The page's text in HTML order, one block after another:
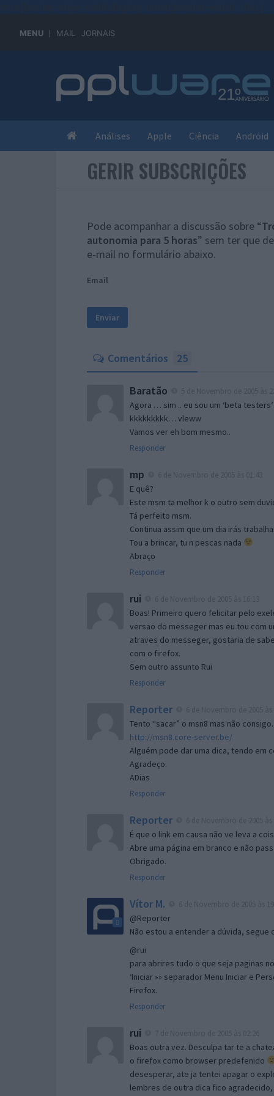
MENU MAIL JORNAIS
Análises Apple Ciência Android
GERIR SUBSCRIÇÕES
Pode acompanhar a discussão sobre “
autonomia para 5 horas” sem ter que
e-mail no formulário abaixo.
Email
Comentários 25
Baratão
Agora … sim .. eu sou um ‘beta testers’
kkkkkkkkk… vleww
Vamos ver eh bom mesmo..
Responder
mp
E quê?
Este msm ta melhor k o outro sem
Tá perfeito msm.
Continua assim que um dia irás
Tou a brincar, tu n pescas nada
Abraço
Responder
rui
Boas! Primeiro quero felicitar pelo
versao do messeger mas eu tou com
atraves do messeger, gostaria de
com o firefox.
Sem outro assunto Rui
Responder
Reporter
Tento “sacar” o msn8 mas não
http://msn8.core-server.be/
Alguém pode dar uma dica, tendo em
Agradeço.
ADias
Responder
Reporter
É que o link em causa não ve leva a
Abre uma página em branco e não
Obrigado.
Responder
Vítor M.
@Reporter
Não estou a entender a dúvida,
@rui
para abrires tudo o que seja paginas
‘Iniciar »» separador Menu Iniciar e
Firefox.
Responder
rui
Boas outra vez. Desculpa tar te a
o firefox como browser predefenido
desesperar, ate ja tentei apagar o
lembres de outra dica fico